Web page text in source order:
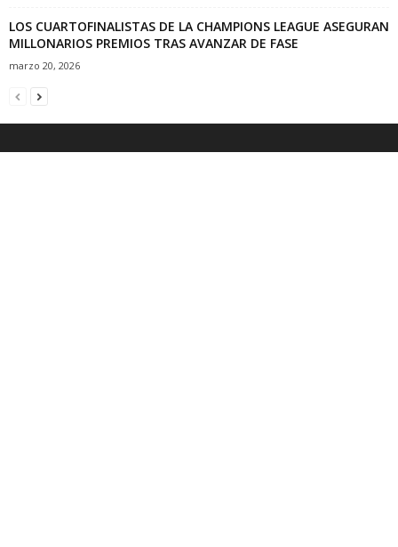
LOS CUARTOFINALISTAS DE LA CHAMPIONS LEAGUE ASEGURAN
MILLONARIOS PREMIOS TRAS AVANZAR DE FASE
marzo 20, 2026